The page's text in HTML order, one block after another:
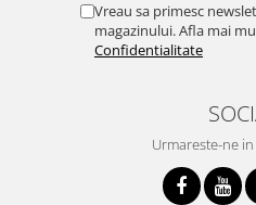
Vreau sa primesc
magazinului. Afla mai
Confidentialitate
Urmareste-ne